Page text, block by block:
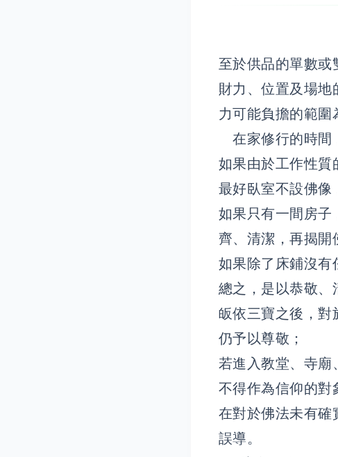
至於供品的單數或
財力、位置及場
力可能負擔的範
在家修行的時間
如果由於工作性質
最好臥室不設佛像
如果只有一間房子
齊、清潔，再揭開
如果除了床鋪沒有
總之，是以恭敬、
皈依三寶之後，對
仍予以尊敬；
若進入教堂、寺廟
不得作為信仰的對
在對於佛法未有確
誤導。